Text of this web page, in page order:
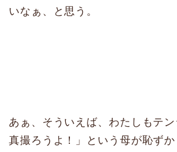
いなぁ、と思う。
あぁ、そういえば、わたしもテ
真撮ろうよ！」という母が恥ず